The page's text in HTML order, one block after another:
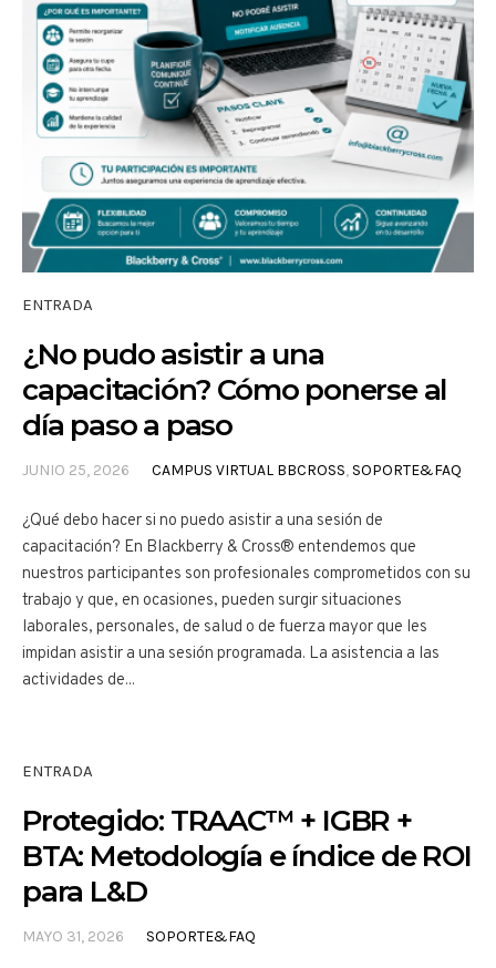
ENTRADA
¿No pudo asistir a una
capacitación? Cómo ponerse al
día paso a paso
JUNIO 25, 2026 CAMPUS VIRTUAL BBCROSS, SOPORTE&FAQ
¿Qué debo hacer si no puedo asistir a una sesión de
capacitación? En Blackberry & Cross® entendemos que
nuestros participantes son profesionales comprometidos con su
trabajo y que, en ocasiones, pueden surgir situaciones
laborales, personales, de salud o de fuerza mayor que les
impidan asistir a una sesión programada. La asistencia a las
actividades de...
ENTRADA
Protegido: TRAAC™ + IGBR +
BTA: Metodología e índice de ROI
para L&D
MAYO 31, 2026 SOPORTE&FAQ